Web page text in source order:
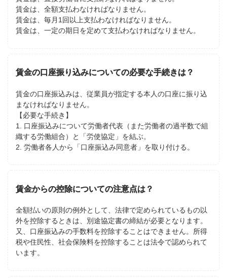
賃金は、全額支払わなければなりません。
賃金は、毎月1回以上支払わなければなりません。
賃金は、一定の期日を定めて支払わなければなりません。
賃金の口座振り込みについての必要な手続きは？
賃金の口座振込みは、従業員が指定する本人の口座に振り込
まなければなりません。
【必要な手続き】
1. 口座振込みについて労働者代表（また労働者の過半数で組
織する労働組合）と「労使協定」を結ぶ。
2. 労働者各人から「口座振込み同意者」を取り付ける。
賃金からの控除についての注意点は？
全額払いの原則の例外として、法律で定められているもの以
外を控除するときは、別途協定書の締結が必要となります。
又、口座振込みの手数料を控除することはできません。所得
税や住民性、社会保険料を控除することは法令で認められて
います。